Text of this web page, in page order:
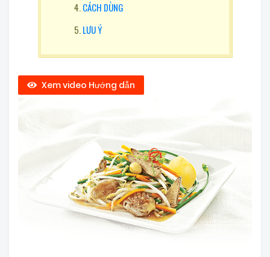
CÁCH DÙNG
LƯU Ý
Xem video Hướng dẫn